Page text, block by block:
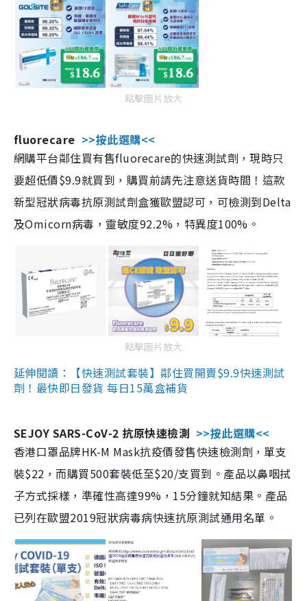
點擊圖片放大
fluorecare >>按此選購<<
網購平台鄰住買有售fluorecare的快速測試劑，現時只
要超低價$9.9就買到，購買前請先注意送貨時間！這款
新型冠狀病毒抗原測試劑盒獲歐盟認可，可檢測到Delta
及Omicorn病毒，靈敏度92.2%，特異度100%。
點擊圖片放大
延伸閱讀：【快速測試套裝】鄰住買開賣$9.9快速測試
劑！最快即日發貨 每日15萬盒補貨
SEJOY SARS-CoV-2 抗原快速檢測 >>按此選購<<
香港口罩品牌HK-M Mask抗疫價發售快速檢測劑，單支
裝$22，而購買500套裝低至$20/支買到。產品以鼻咽拭
子方式採樣，準確性高達99%，15分鐘就知結果。產品
已列在歐盟2019冠狀病毒病快速抗原測試通用名單。